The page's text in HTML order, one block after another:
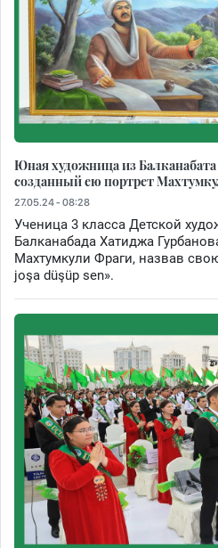
Юная художница из
созданный ею портрет
27.05.24 - 08:28
Ученица 3 класса Детской
Балканабада Хатиджа
Махтумкули Фраги, назвав
joşa düşüp sen».